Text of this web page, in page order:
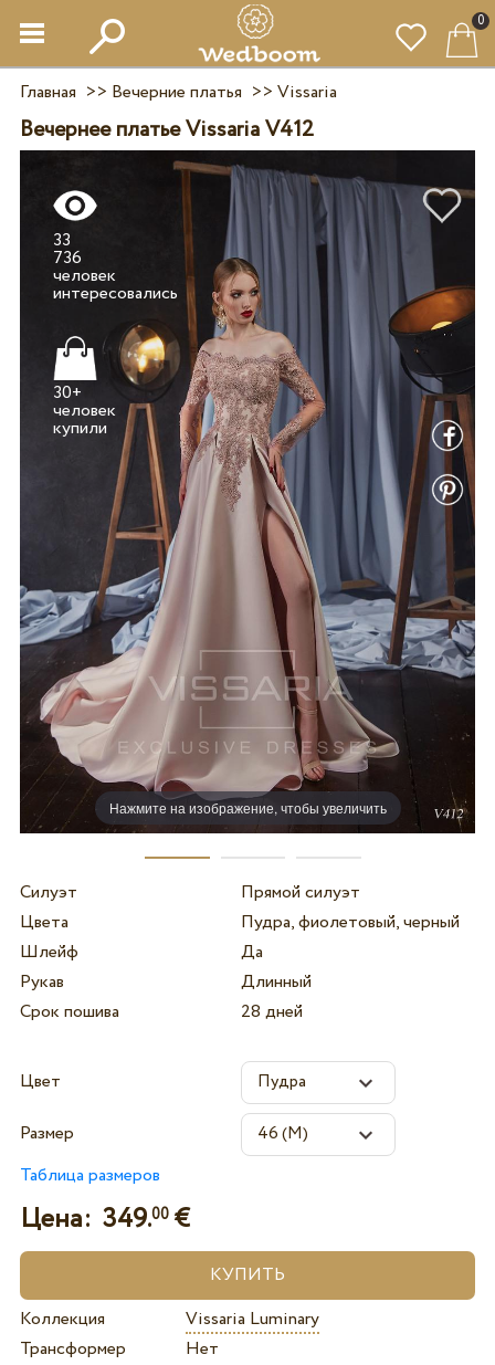
0
Главная >> Вечерние платья >> Vissaria
Вечернее платье Vissaria V412
Нажмите на изображение, чтобы увеличить
33
736
человек
30+
человек
Силуэт
Прямой силуэт
Цвета
Пудра, фиолетовый, черный
Шлейф
Да
Рукав
Длинный
Срок пошива
28 дней
Цвет
Размер
Таблица размеров
Цена: 349.00€
Коллекция
Vissaria Luminary
Трансформер
Нет